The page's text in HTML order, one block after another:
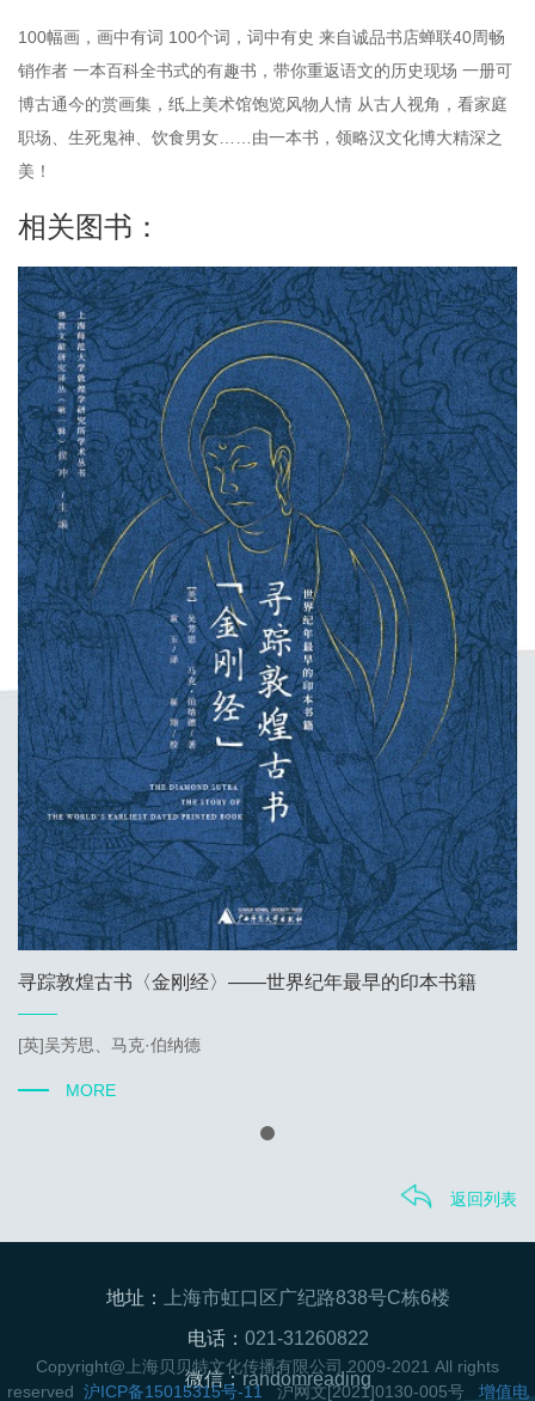
100幅画，画中有词 100个词，词中有史 来自诚品书店蝉联40周畅
销作者 一本百科全书式的有趣书，带你重返语文的历史现场 一册可
博古通今的赏画集，纸上美术馆饱览风物人情 从古人视角，看家庭
职场、生死鬼神、饮食男女……由一本书，领略汉文化博大精深之
美！
相关图书：
寻踪敦煌古书〈金刚经〉——世界纪年最早的印本书籍
[英]吴芳思、马克·伯纳德
MORE
返回列表
地址： 上海市虹口区广纪路838号C栋6楼
电话： 021-31260822
微信：randomreading
Copyright@上海贝贝特文化传播有限公司 2009-2021 All rights
reserved 沪ICP备15015315号-11沪网文[2021]0130-005号 增值电